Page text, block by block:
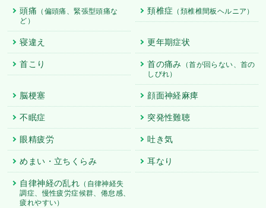
頭痛 （偏頭痛、緊張型頭痛な
ど）
頚椎症 （頚椎椎間板ヘルニア）
寝違え 更年期症状
首こり 首の痛み
（首が回らない、首の
しびれ）
脳梗塞 顔面神経麻痺
不眠症 突発性難聴
眼精疲労 吐き気
めまい・立ちくらみ 耳なり
自律神経の乱れ （自律神経失
調症、慢性疲労症候群、倦怠感、
疲れやすい）